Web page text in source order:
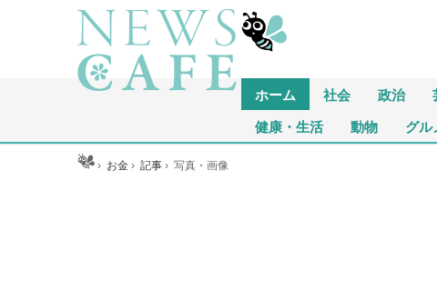
ホーム 社会 政治
健康・生活 動物 グル
ホーム › お金 ›記事 ›写真・画像